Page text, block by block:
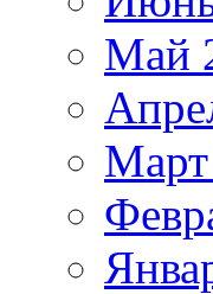
Май